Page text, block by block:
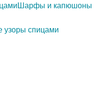
Шарфы и капюшоны
узоры спицами